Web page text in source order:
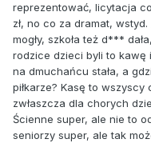
reprezentować, licytacja
zł, no co za dramat,
mogły, szkoła też d***
rodzice dzieci byli to kawę
na dmuchańcu stała, a
piłkarze? Kasę to
zwłaszcza dla chorych
Ścienne super, ale nie to
seniorzy super, ale tak